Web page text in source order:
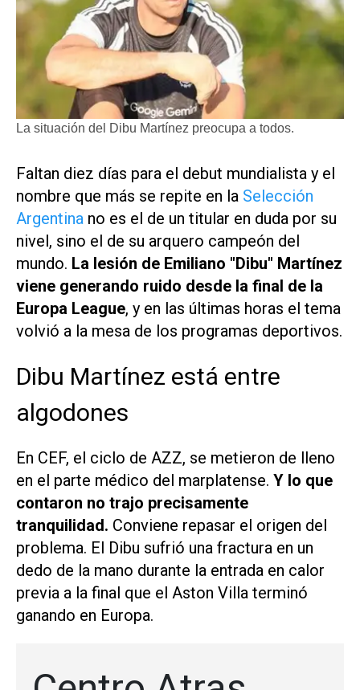
La situación del Dibu Martínez preocupa a todos.
Faltan diez días para el debut mundialista y el
nombre que más se repite en la Selección
Argentina no es el de un titular en duda por su
nivel, sino el de su arquero campeón del
mundo. La lesión de Emiliano "Dibu" Martínez
viene generando ruido desde la final de la
Europa League, y en las últimas horas el tema
volvió a la mesa de los programas deportivos.
Dibu Martínez está entre
algodones
En CEF, el ciclo de AZZ, se metieron de lleno
en el parte médico del marplatense. Y lo que
contaron no trajo precisamente
tranquilidad. Conviene repasar el origen del
problema. El Dibu sufrió una fractura en un
dedo de la mano durante la entrada en calor
previa a la final que el Aston Villa terminó
ganando en Europa.